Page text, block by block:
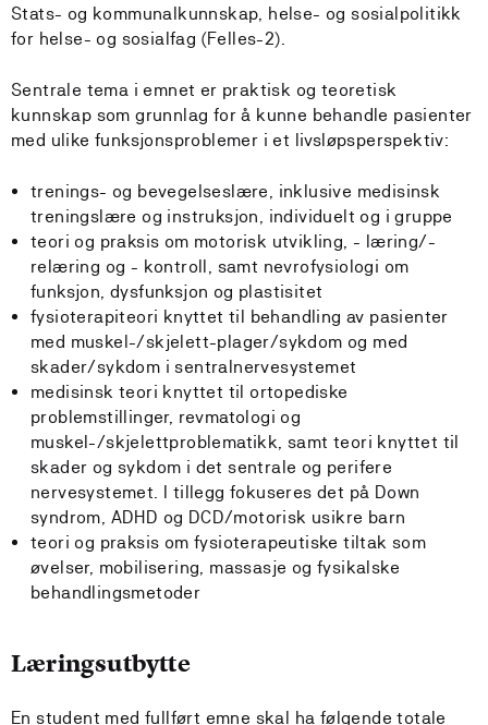
Stats- og kommunalkunnskap, helse- og sosialpolitikk
for helse- og sosialfag (Felles-2).
Sentrale tema i emnet er praktisk og teoretisk
kunnskap som grunnlag for å kunne behandle pasienter
med ulike funksjonsproblemer i et livsløpsperspektiv:
trenings- og bevegelseslære, inklusive medisinsk
treningslære og instruksjon, individuelt og i gruppe
teori og praksis om motorisk utvikling, - læring/-
relæring og - kontroll, samt nevrofysiologi om
funksjon, dysfunksjon og plastisitet
fysioterapiteori knyttet til behandling av pasienter
med muskel-/skjelett-plager/sykdom og med
skader/sykdom i sentralnervesystemet
medisinsk teori knyttet til ortopediske
problemstillinger, revmatologi og
muskel-/skjelettproblematikk, samt teori knyttet til
skader og sykdom i det sentrale og perifere
nervesystemet. I tillegg fokuseres det på Down
syndrom, ADHD og DCD/motorisk usikre barn
teori og praksis om fysioterapeutiske tiltak som
øvelser, mobilisering, massasje og fysikalske
behandlingsmetoder
Læringsutbytte
En student med fullført emne skal ha følgende totale